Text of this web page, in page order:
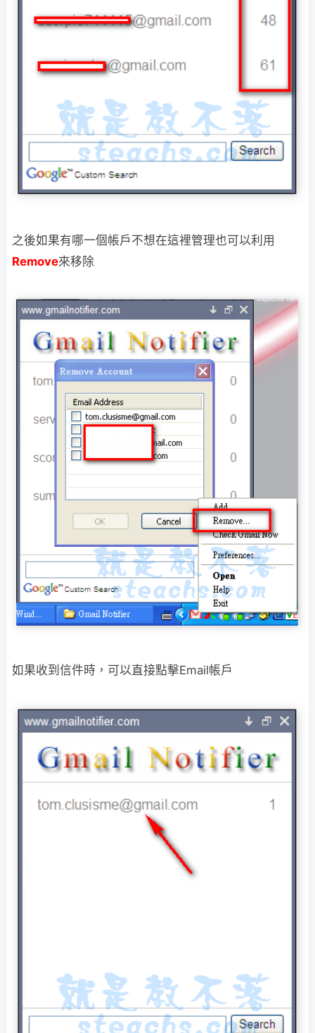
之後如果有哪一個帳戶不想在這裡管理也可以利用
Remove來移除
如果收到信件時，可以直接點擊Email帳戶